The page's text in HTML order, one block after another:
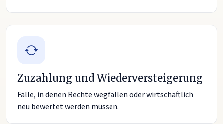
Zuzahlung und Wiederversteigerung
Fälle, in denen Rechte wegfallen oder wirtschaftlich
neu bewertet werden müssen.